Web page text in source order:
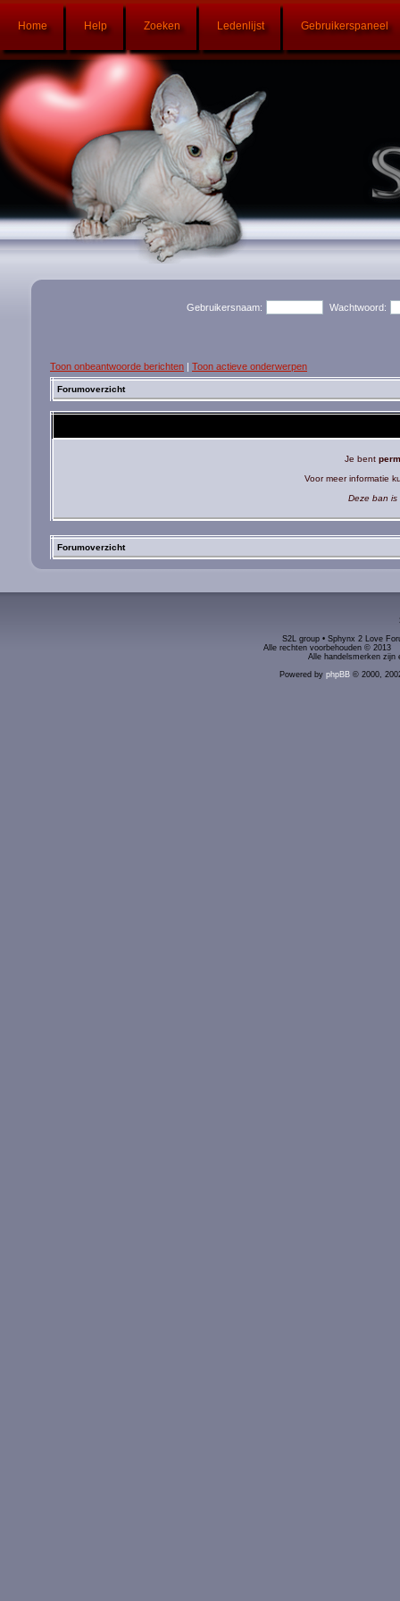
Home Help Zoeken Ledenlijst Gebruikerspaneel
Gebruikersnaam: Wachtwoord:
Toon onbeantwoorde berichten | Toon actieve onderwerpen
Forumoverzicht
Je bent
Voor meer informatie
Deze ban is
Forumoverzicht
S2L group • Sphynx 2 Love
Alle rechten voorbehouden ©
Alle handelsmerken zijn
Powered by phpBB© 2000,